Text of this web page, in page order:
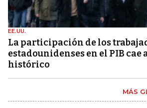
EE.UU.
La participación de los
estadounidenses en el PIB
histórico
MÁS